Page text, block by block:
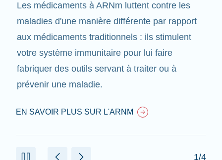
Les médicaments à ARNm luttent contre les
maladies d'une manière différente par rapport
aux médicaments traditionnels : ils stimulent
votre système immunitaire pour lui faire
fabriquer des outils servant à traiter ou à
prévenir une maladie.
EN SAVOIR PLUS SUR L'ARNM
1/4